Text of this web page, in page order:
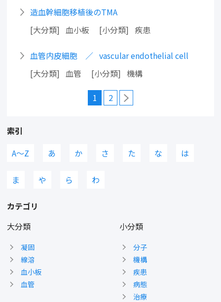
造血幹細胞移植後のTMA
大分類
血小板 小分類 疾患
血管内皮細胞
vascular endothelial cell
大分類
血管 小分類 機構
1 2
索引
A〜Z
あ か さ た な は
ま や ら わ
カテゴリ
大分類
凝固
線溶
血小板
血管
小分類
分子
機構
疾患
病態
治療